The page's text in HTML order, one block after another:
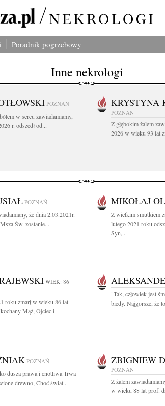
Poradnik pogrzebowy
Inne nekrologi
POZNAŃ
w sercu zawiadamiamy,
r. odszedł od...
KRYSTYNA
POZNAŃ
Z głębokim żalem
2026 w wieku 93 lat
POZNAŃ
że dnia 2.03.2021r.
Św. zostanie...
MIKOŁAJ
Z wielkim smutkiem
lutego 2021 roku
Syn,...
WIEK: 86
roku zmarł w wieku 86 lat
Mąż, Ojciec i
"Tak, człowiek jest
biedy. Najgorsze, że
POZNAŃ
dusza prawa i cnotliwa Trwa
drewno, Choć świat...
ZBIGNIEW
POZNAŃ
Z żalem
w wieku 88 lat prof.